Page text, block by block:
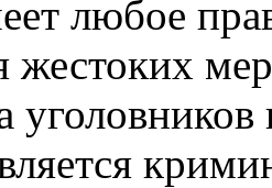
любое
жестоких
уголовников